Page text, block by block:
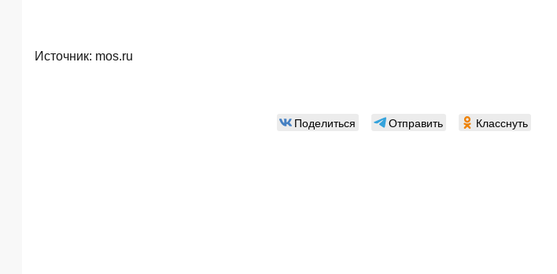
Источник: mos.ru
Поделиться Отправить Класснуть